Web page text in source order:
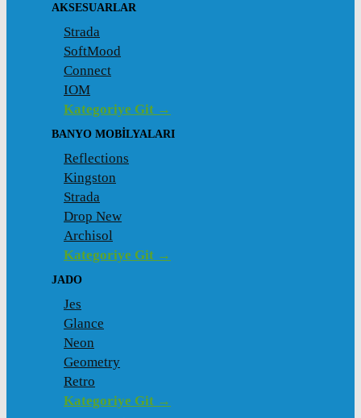
AKSESUARLAR
Strada
SoftMood
Connect
IOM
Kategoriye Git →
BANYO MOBILYALARI
Reflections
Kingston
Strada
Drop New
Archisol
Kategoriye Git →
JADO
Jes
Glance
Neon
Geometry
Retro
Kategoriye Git →